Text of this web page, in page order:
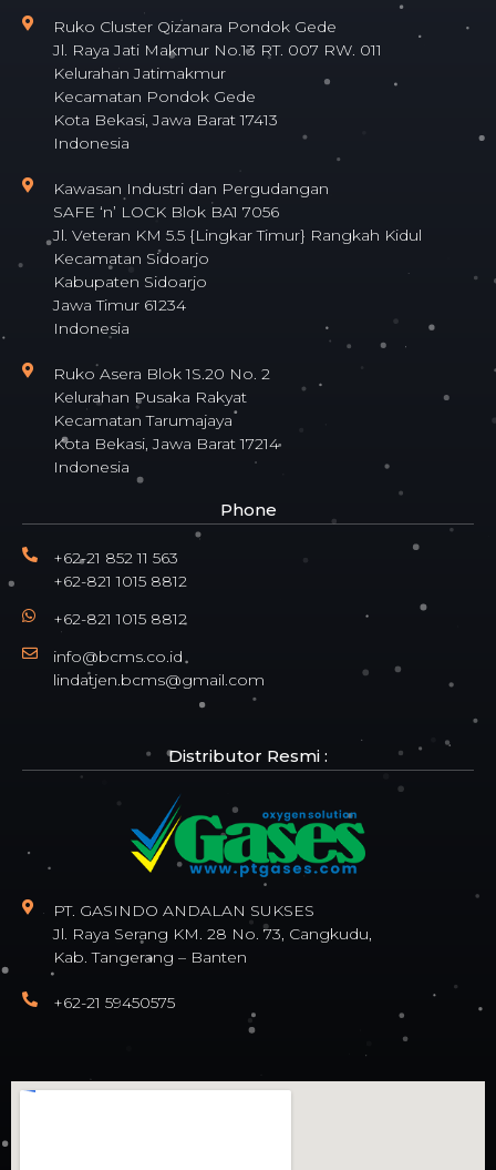
Ruko Cluster Qizanara Pondok Gede
Jl. Raya Jati Makmur No.13 RT. 007 RW. 011
Kelurahan Jatimakmur
Kecamatan Pondok Gede
Kota Bekasi, Jawa Barat 17413
Indonesia
Kawasan Industri dan Pergudangan
SAFE ‘n’ LOCK Blok BA1 7056
Jl. Veteran KM 5.5 {Lingkar Timur} Rangkah Kidul
Kecamatan Sidoarjo
Kabupaten Sidoarjo
Jawa Timur 61234
Indonesia
Ruko Asera Blok 1S.20 No. 2
Kelurahan Pusaka Rakyat
Kecamatan Tarumajaya
Kota Bekasi, Jawa Barat 17214
Indonesia
Phone
+62-21 852 11 563
+62-821 1015 8812
+62-821 1015 8812
info@bcms.co.id
lindatjen.bcms@gmail.com
Distributor Resmi :
PT. GASINDO ANDALAN SUKSES
Jl. Raya Serang KM. 28 No. 73, Cangkudu,
Kab. Tangerang – Banten
+62-21 59450575